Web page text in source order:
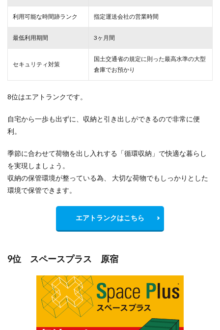
利用可能な時間跡ランク 指定運送会社の営業時間
最低利用期間 3ヶ月間
セキュリティ対策
国土交通省の規定に則った最高水準の大型
倉庫でお預かり
8位はエアトランクです。
自宅から一歩も出ずに、収納と引き出しができるので非常に便
利。
季節に合わせて荷物を出し入れする「循環収納」で快適な暮らし
を実現しましょう。
収納の保管環境が整っている為、 大切な荷物でもしっかりとした
環境で保管できます。
エアトランクはこちら
9位 スペースプラス 原宿